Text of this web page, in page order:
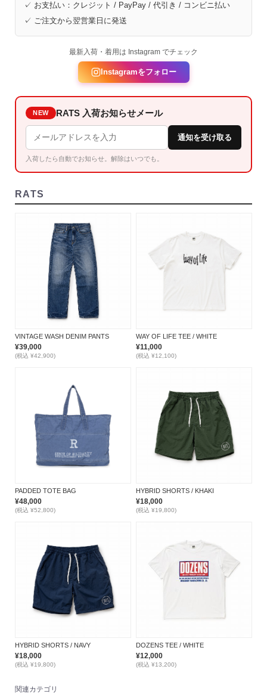
✓ お支払い：クレジット / PayPay / 代引き / コンビニ払い
✓ ご注文から翌営業日に発送
最新入荷・着用は Instagram でチェック
Instagramをフォロー
NEW RATS 入荷お知らせメール
通知を受け取る
入荷したら自動でお知らせ。解除はいつでも。
RATS
VINTAGE WASH DENIM PANTS
¥39,000
(税込 ¥42,900)
WAY OF LIFE TEE / WHITE
¥11,000
(税込 ¥12,100)
PADDED TOTE BAG
¥48,000
(税込 ¥52,800)
HYBRID SHORTS / KHAKI
¥18,000
(税込 ¥19,800)
HYBRID SHORTS / NAVY
¥18,000
(税込 ¥19,800)
DOZENS TEE / WHITE
¥12,000
(税込 ¥13,200)
関連カテゴリ